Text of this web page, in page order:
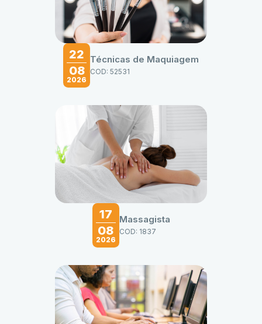
22
08
2026
Técnicas de Maquiagem
COD: 52531
17
08
2026
Massagista
COD: 1837